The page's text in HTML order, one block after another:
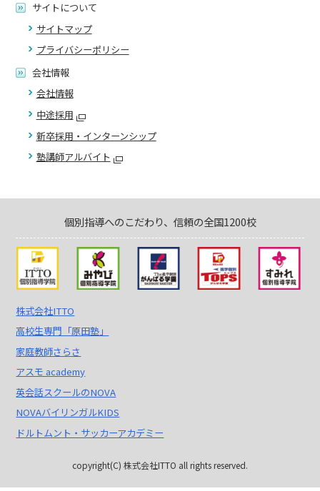
サイトについて
サイトマップ
プライバシーポリシー
会社情報
会社情報
中途採用
新卒採用・インターンシップ
塾講師アルバイト
個別指導へのこだわり、信頼の全国1200校
株式会社ITTO
高校生専門「原田塾」
家庭教師さらさ
アスモ academy
英会話スクールのNOVA
NOVAバイリンガルKIDS
ドルトムント・サッカーアカデミー
copyright(C) 株式会社ITTO all rights reserved.